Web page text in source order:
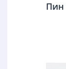
Пин